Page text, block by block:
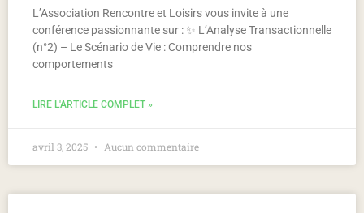
L’Association Rencontre et Loisirs vous invite à une
conférence passionnante sur : ✨ L’Analyse Transactionnelle
(n°2) – Le Scénario de Vie : Comprendre nos
comportements
LIRE L'ARTICLE COMPLET »
avril 3, 2025 Aucun commentaire